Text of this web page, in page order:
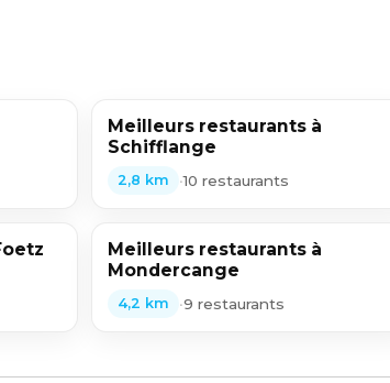
Meilleurs restaurants à
Schifflange
2,8 km •10 restaurants
Meilleurs restaurants à
Mondercange
4,2 km •9 restaurants